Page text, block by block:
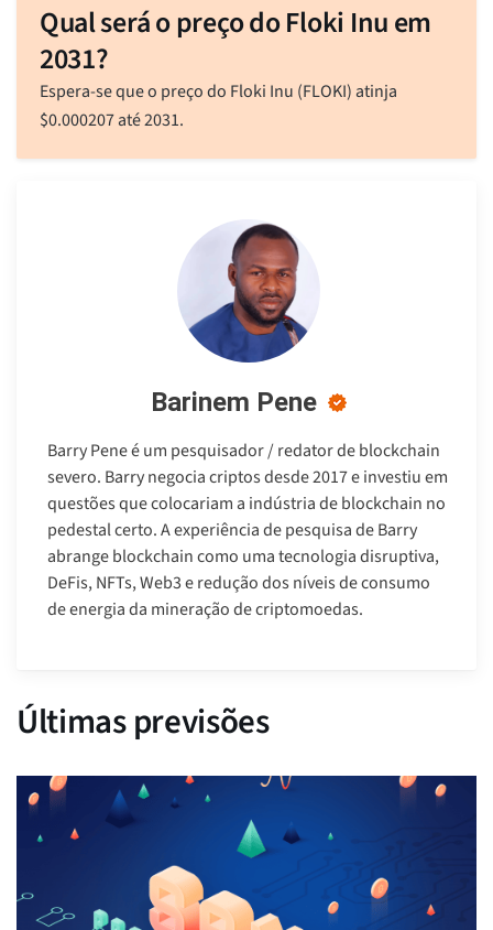
Qual será o preço do Floki Inu em
2031?
Espera-se que o preço do Floki Inu (FLOKI) atinja
$0.000207até 2031.
Barinem Pene
Barry Pene é um pesquisador / redator de blockchain
severo. Barry negocia criptos desde 2017 e investiu em
questões que colocariam a indústria de blockchain no
pedestal certo. A experiência de pesquisa de Barry
abrange blockchain como uma tecnologia disruptiva,
DeFis, NFTs, Web3 e redução dos níveis de consumo
de energia da mineração de criptomoedas.
Últimas previsões